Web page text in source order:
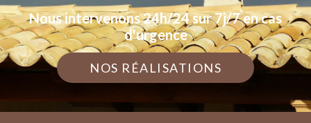
Nous intervenons 24h/24 sur 7j/7 en cas
d'urgence
NOS RÉALISATIONS